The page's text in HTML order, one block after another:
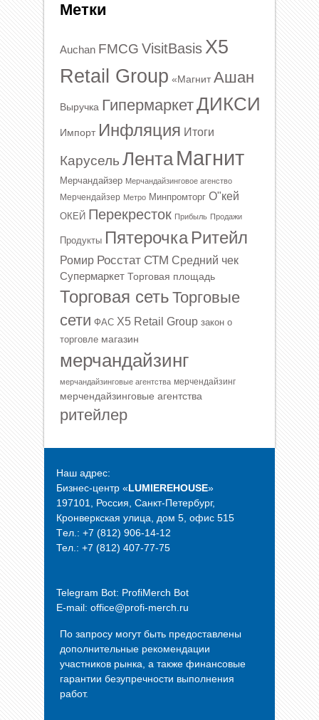
Метки
Auchan FMCG VisitBasis X5
Retail Group «Магнит Ашан
Выручка ГипермаркетДИКСИ
Импорт Инфляция Итоги
Карусель Лента Магнит
Мерчандайзер Мерчандайзинговое агенство
Мерчендайзер Метро Минпромторг О"кей
ОКЕЙ Перекресток Прибыль Продажи
Продукты Пятерочка Ритейл
Ромир Росстат СТМ Средний чек
Супермаркет Торговая площадь
Торговая сеть Торговые
сети ФАС Х5 Retail Group закон о
торговле магазин
мерчандайзинг
мерчандайзинговые агентства мерчендайзинг
мерчендайзинговые агентства
ритейлер
Наш адрес:
Бизнес-центр «LUMIEREHOUSE»
197101, Россия, Санкт-Петербург,
Кронверкская улица, дом 5, офис 515
Tел.: +7 (812) 906-14-12
Тел.: +7 (812) 407-77-75
Telegram Bot: ProfiMerch Bot
E-mail: office@profi-merch.ru
По запросу могут быть предоставлены
дополнительные рекомендации
участников рынка, а также финансовые
гарантии безупречности выполнения
работ.